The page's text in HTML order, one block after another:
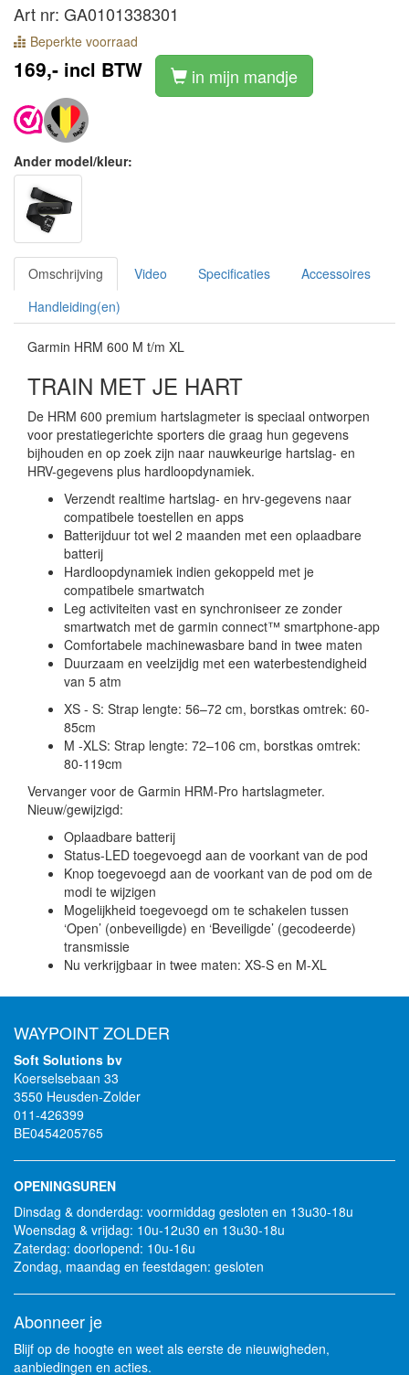
Art nr: GA0101338301
Beperkte voorraad
169,- incl BTW in mijn mandje
Ander model/kleur:
Omschrijving Video Specificaties
Accessoires
Handleiding(en)
Garmin HRM 600 M t/m XL
TRAIN MET JE HART
De HRM 600 premium hartslagmeter is speciaal ontworpen
voor prestatiegerichte sporters die graag hun gegevens
bijhouden en op zoek zijn naar nauwkeurige hartslag- en
HRV-gegevens plus hardloopdynamiek.
Verzendt realtime hartslag- en hrv-gegevens naar
compatibele toestellen en apps
Batterijduur tot wel 2 maanden met een oplaadbare
batterij
Hardloopdynamiek indien gekoppeld met je
compatibele smartwatch
Leg activiteiten vast en synchroniseer ze zonder
smartwatch met de garmin connect™ smartphone-app
Comfortabele machinewasbare band in twee maten
Duurzaam en veelzijdig met een waterbestendigheid
van 5 atm
XS - S: Strap lengte: 56–72 cm, borstkas omtrek: 60-
85cm
M -XLS: Strap lengte: 72–106 cm, borstkas omtrek:
80-119cm
Vervanger voor de Garmin HRM-Pro hartslagmeter.
Nieuw/gewijzigd:
Oplaadbare batterij
Status-LED toegevoegd aan de voorkant van de pod
Knop toegevoegd aan de voorkant van de pod om de
modi te wijzigen
Mogelijkheid toegevoegd om te schakelen tussen
‘Open’ (onbeveiligde) en ‘Beveiligde’ (gecodeerde)
transmissie
Nu verkrijgbaar in twee maten: XS-S en M-XL
WAYPOINT ZOLDER
Soft Solutions bv
Koerselsebaan 33
3550 Heusden-Zolder
011-426399
BE0454205765
OPENINGSUREN
Dinsdag & donderdag: voormiddag gesloten en 13u30-18u
Woensdag & vrijdag: 10u-12u30 en 13u30-18u
Zaterdag: doorlopend: 10u-16u
Zondag, maandag en feestdagen: gesloten
Abonneer je
Blijf op de hoogte en weet als eerste de nieuwigheden,
aanbiedingen en acties.